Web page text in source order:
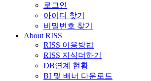
로그인
아이디 찾기
비밀번호 찾기
About RISS
RISS 이용방법
RISS 지식더하기
DB연계 현황
BI 및 배너 다운로드